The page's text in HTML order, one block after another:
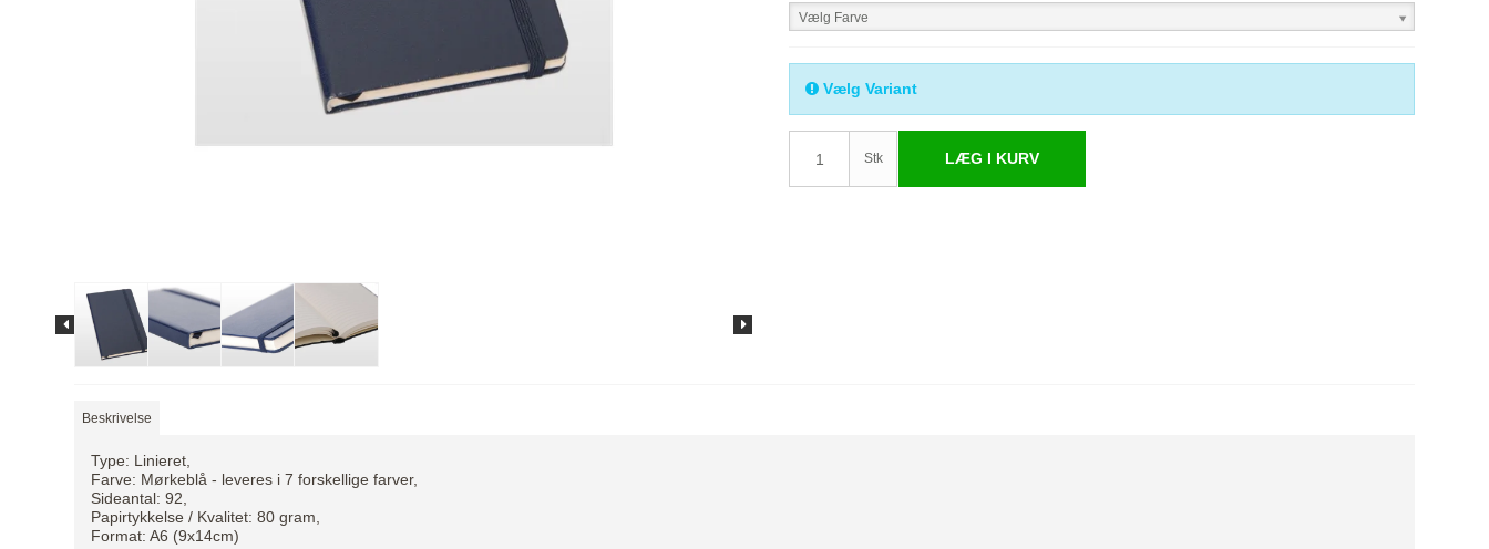
Vælg Farve
Vælg Variant
Stk LÆG I KURV
Beskrivelse
Type: Linieret,
Farve: Mørkeblå - leveres i 7 forskellige farver,
Sideantal: 92,
Papirtykkelse / Kvalitet: 80 gram,
Format: A6 (9x14cm)